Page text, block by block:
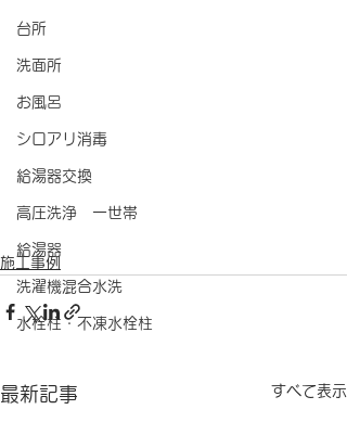
台所
洗面所
お風呂
シロアリ消毒
給湯器交換
高圧洗浄 一世帯
給湯器
洗濯機混合水洗
水栓柱・不凍水栓柱
施工事例
最新記事 すべて表示